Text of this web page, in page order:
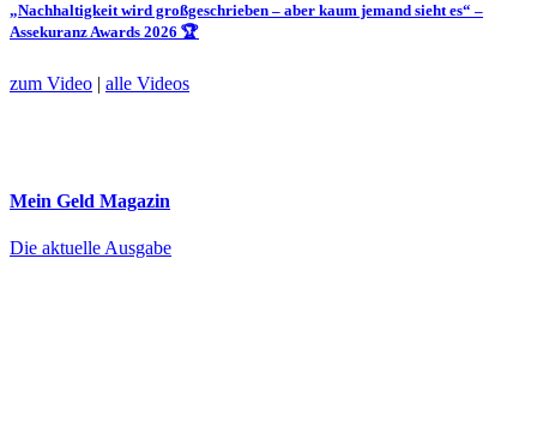
„Nachhaltigkeit wird großgeschrieben – aber kaum jemand sieht es“ –
Assekuranz Awards 2026 🏆
zum Video alle Videos
Mein Geld Magazin
Die aktuelle Ausgabe